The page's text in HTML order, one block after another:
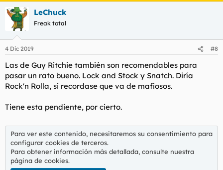
LeChuck
Freak total
4 Dic 2019 #8
Las de Guy Ritchie también son recomendables para
pasar un rato bueno. Lock and Stock y Snatch. Diría
Rock'n Rolla, si recordase que va de mafiosos.
Tiene esta pendiente, por cierto.
Para ver este contenido, necesitaremos su consentimiento para
configurar cookies de terceros.
Para obtener información más detallada, consulte nuestra
página de cookies.